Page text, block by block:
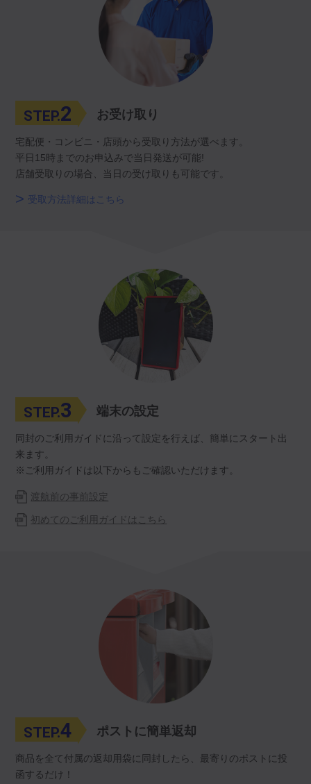
STEP.2 お受け取り
宅配便・コンビニ・店頭から受取り方法が選べます。
平日15時までのお申込みで当日発送が可能!
店舗受取りの場合、当日の受け取りも可能です。
受取方法詳細はこちら
STEP.3 端末の設定
同封のご利用ガイドに沿って設定を行えば、簡単にスタート出
来ます。
※ご利用ガイドは以下からもご確認いただけます。
渡航前の事前設定
初めてのご利用ガイドはこちら
STEP.4 ポストに簡単返却
商品を全て付属の返却用袋に同封したら、最寄りのポストに投
函するだけ！